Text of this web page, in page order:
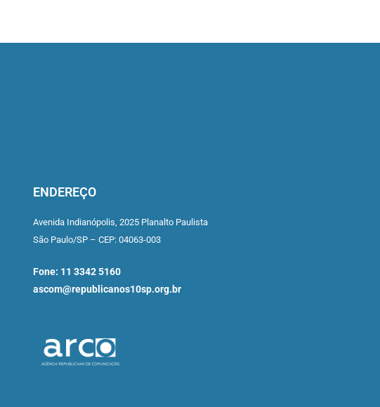
ENDEREÇO
Avenida Indianópolis, 2025 Planalto Paulista
São Paulo/SP – CEP: 04063-003
Fone: 11 3342 5160
ascom@republicanos10sp.org.br